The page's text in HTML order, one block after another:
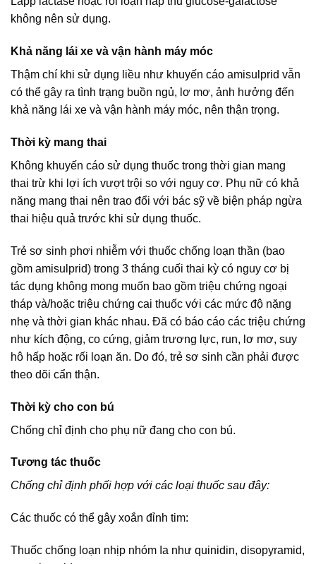
không nên sử dụng.
Khả năng lái xe và vận hành máy móc
Thậm chí khi sử dụng liều như khuyến cáo amisulprid vẫn
có thể gây ra tình trạng buồn ngủ, lơ mơ, ảnh hưởng đến
khả năng lái xe và vận hành máy móc, nên thận trọng.
Thời kỳ mang thai
Không khuyến cáo sử dụng thuốc trong thời gian mang
thai trừ khi lợi ích vượt trội so với nguy cơ. Phụ nữ có khả
năng mang thai nên trao đổi với bác sỹ về biện pháp ngừa
thai hiệu quả trước khi sử dụng thuốc.
Trẻ sơ sinh phơi nhiễm với thuốc chống loạn thần (bao
gồm amisulprid) trong 3 tháng cuối thai kỳ có nguy cơ bị
tác dụng không mong muốn bao gồm triệu chứng ngoại
tháp và/hoặc triệu chứng cai thuốc với các mức độ nặng
nhẹ và thời gian khác nhau. Đã có báo cáo các triệu chứng
như kích động, co cứng, giảm trương lực, run, lơ mơ, suy
hô hấp hoặc rối loạn ăn. Do đó, trẻ sơ sinh cần phải được
theo dõi cẩn thận.
Thời kỳ cho con bú
Chống chỉ định cho phụ nữ đang cho con bú.
Tương tác thuốc
Chống chỉ định phối hợp với các loại thuốc sau đây:
Các thuốc có thể gây xoắn đỉnh tim:
Thuốc chống loạn nhịp nhóm Ia như quinidin, disopyramid,